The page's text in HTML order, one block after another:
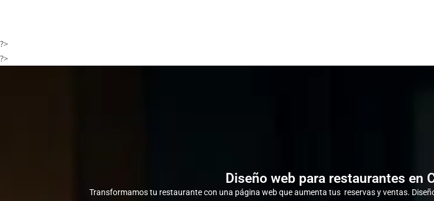
?>
?>
Diseño web para restaurantes en
Transformamos tu restaurante con una página web que aumenta tus reservas y ventas.